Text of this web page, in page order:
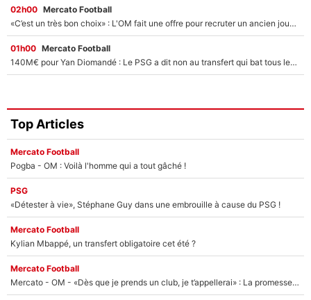
02h00 Mercato Football
«C’est un très bon choix» : L'OM fait une offre pour recruter un ancien joueur du PSG... et c'est validé dans l'After Foot !
01h00 Mercato Football
140M€ pour Yan Diomandé : Le PSG a dit non au transfert qui bat tous les records sur le mercato
Top Articles
Mercato Football
Pogba - OM : Voilà l'homme qui a tout gâché !
PSG
«Détester à vie», Stéphane Guy dans une embrouille à cause du PSG !
Mercato Football
Kylian Mbappé, un transfert obligatoire cet été ?
Mercato Football
Mercato - OM - «Dès que je prends un club, je t’appellerai» : La promesse de Marcelino au moment de claquer la porte